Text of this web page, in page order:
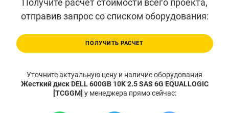
Получите расчет стоимости всего проекта,
отправив запрос со списком оборудования:
ПОЛУЧИТЬ РАСЧЕТ
Уточните актуальную цену и наличие оборудования
Жесткий диск DELL 600GB 10K 2.5 SAS 6G EQUALLOGIC
[TCGGM] у менеджера прямо сейчас: